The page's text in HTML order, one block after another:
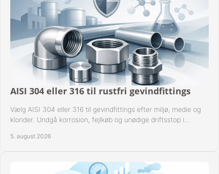
AISI 304 eller 316 til rustfri gevindfittings
Vælg AISI 304 eller 316 til gevindfittings efter miljø, medie og
klorider. Undgå korrosion, fejlkøb og unødige driftsstop i
5. august 2026